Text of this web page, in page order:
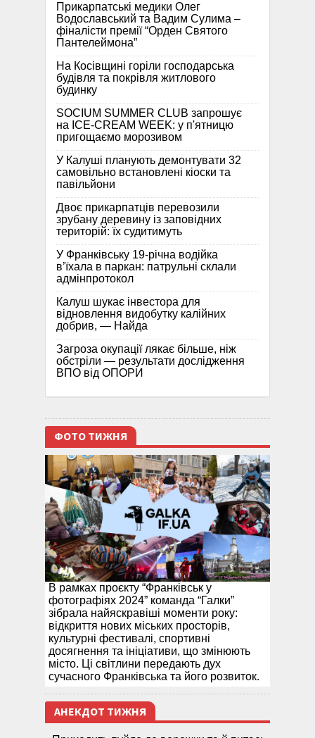
Прикарпатські медики Олег
Водославський та Вадим Сулима –
фіналісти премії “Орден Святого
Пантелеймона”
На Косівщині горіли господарська
будівля та покрівля житлового
будинку
SOCIUM SUMMER CLUB запрошує
на ICE-CREAM WEEK: у п'ятницю
пригощаємо морозивом
У Калуші планують демонтувати 32
самовільно встановлені кіоски та
павільйони
Двоє прикарпатців перевозили
зрубану деревину із заповідних
територій: їх судитимуть
У Франківську 19-річна водійка
в’їхала в паркан: патрульні склали
адмінпротокол
Калуш шукає інвестора для
відновлення видобутку калійних
добрив, — Найда
Загроза окупації лякає більше, ніж
обстріли — результати дослідження
ВПО від ОПОРИ
ФОТО ТИЖНЯ
В рамках проєкту “Франківськ у
фотографіях 2024” команда “Галки”
зібрала найяскравіші моменти року:
відкриття нових міських просторів,
культурні фестивалі, спортивні
досягнення та ініціативи, що змінюють
місто. Ці світлини передають дух
сучасного Франківська та його розвиток.
АНЕКДОТ ТИЖНЯ